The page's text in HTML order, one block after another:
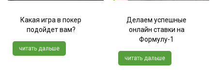
Какая игра в покер
подойдет вам?
читать дальше
Делаем успешные
онлайн ставки на
Формулу-1
читать дальше